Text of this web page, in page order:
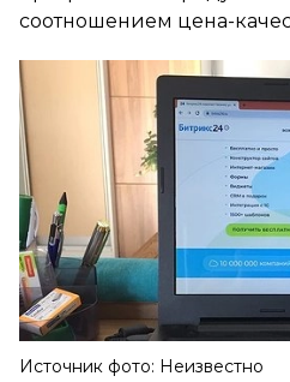
соотношением цена-
Источник фото: Неизвестно